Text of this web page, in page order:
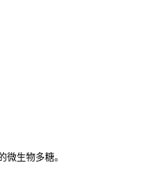
微生物多糖。